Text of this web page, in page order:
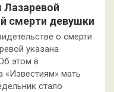
смерти девушки
о смерти
указана
этом в
«Известиям» мать
стало